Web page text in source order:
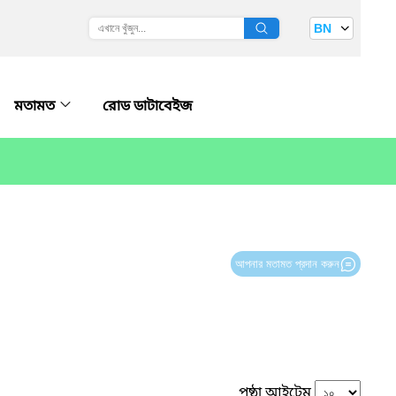
BN
মতামত রোড ডাটাবেইজ
আপনার মতামত প্রদান করুন